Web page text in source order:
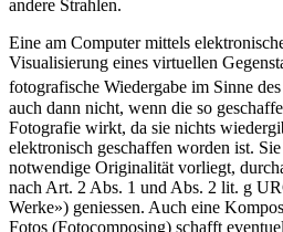
andere Strahlen.
Eine am Computer mittels
Visualisierung eines virtuellen
fotografische Wiedergabe im Sinne
auch dann nicht, wenn die so
Fotografie wirkt, da sie nichts
elektronisch geschaffen worden ist.
notwendige Originalität vorliegt,
nach Art. 2 Abs. 1 und Abs. 2 lit. g
Werke») geniessen. Auch eine
Fotos (Fotocomposing) schafft